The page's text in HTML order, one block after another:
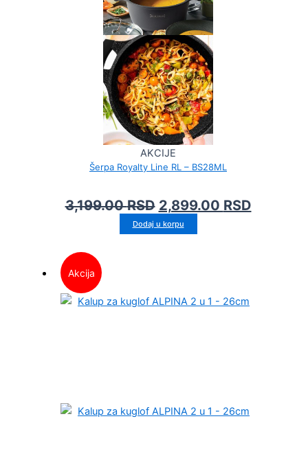
AKCIJE
Šerpa Royalty Line RL – BS28ML
3,199.00RSD 2,899.00 RSD
Dodaj u korpu
Akcija